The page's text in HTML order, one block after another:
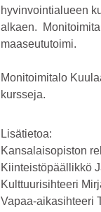
hyvinvointialueen
alkaen.
maaseututoimi.
Monitoimitalo
kursseja.
Lisätietoa:
Kansalaisopiston
Kiinteistöpäällikkö
Kulttuurisihteeri
Vapaa-aikasihteeri